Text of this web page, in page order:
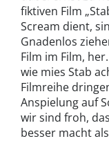
fiktiven Film
Scream dient,
Gnadenlos
Film im Film,
wie mies Stab
Filmreihe
Anspielung auf
wir sind froh,
besser macht